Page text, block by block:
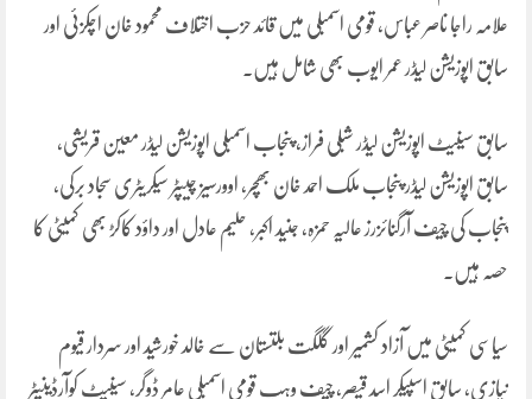
علامہ راجا ناصر عباس، قومی اسمبلی میں قائد حزب اختلاف محمود خان اچکزئی اور
سابق اپوزیشن لیڈر عمر ایوب بھی شامل ہیں۔
سابق سینیٹ اپوزیشن لیڈر شبلی فراز، پنجاب اسمبلی اپوزیشن لیڈر معین قریشی،
سابق اپوزیشن لیڈر پنجاب ملک احمد خان بھچر، اوورسیز چیپٹر سیکریٹری سجاد برکی،
پنجاب کی چیف آرگنائزرز عالیہ حمزہ، جنید اکبر، حلیم عادل اور داؤد کاکڑ بھی کمیٹی کا
حصہ ہیں۔
سیاسی کمیٹی میں آزاد کشمیر اور گلگت بلتستان سے خالد خورشید اور سردار قیوم
نیازی، سابق اسپیکر اسد قیصر، چیف وہپ قومی اسمبلی عامر ڈوگر، سینیٹ کوآرڈینیٹر